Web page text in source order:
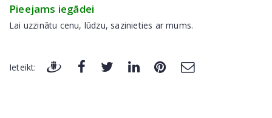
Pieejams iegādei
Lai uzzinātu cenu, lūdzu, sazinieties ar mums.
Ieteikt: